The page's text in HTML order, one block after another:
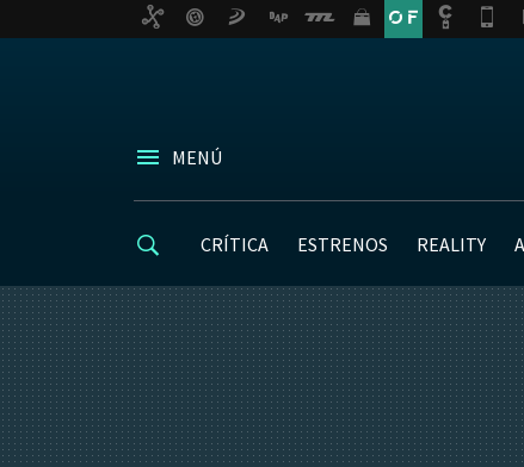
MENÚ
CRÍTICA ESTRENOS REALITY